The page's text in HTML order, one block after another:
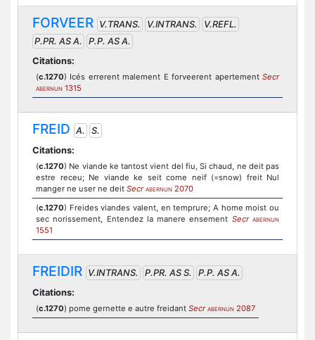
FORVEER V.TRANS. V.INTRANS.
V.REFL.
P.PR. AS A.
P.P. AS A.
Citations:
(c.1270) Icés errerent malement E forveerent apertement Secr
ABERNUN 1315
FREID A.
S.
Citations:
(c.1270) Ne viande ke tantost vient del fiu, Si chaud, ne deit pas
estre receu; Ne viande ke seit come neif (=snow) freit Nul
manger ne user ne deit Secr ABERNUN 2070
(c.1270) Freides viandes valent, en temprure; A home moist ou
sec norissement, Entendez la manere ensement Secr ABERNUN
1551
FREIDIR V.INTRANS. P.PR. AS S.
P.P. AS A.
Citations:
(c.1270) pome gernette e autre freidant Secr ABERNUN 2087